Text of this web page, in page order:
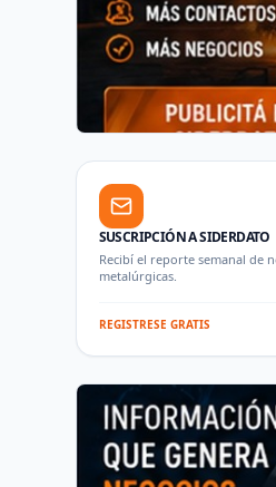
SUSCRIPCIÓN A SIDERDATO
Recibí el reporte semanal de
metalúrgicas.
REGISTRESE GRATIS